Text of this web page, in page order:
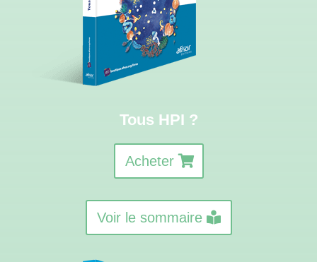
Tous HPI ?
Acheter
Voir le sommaire